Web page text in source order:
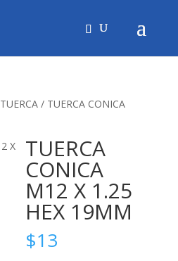
TUERCA/ TUERCA CONICA
TUERCA
CONICA
M12 X 1.25
HEX 19MM
$13